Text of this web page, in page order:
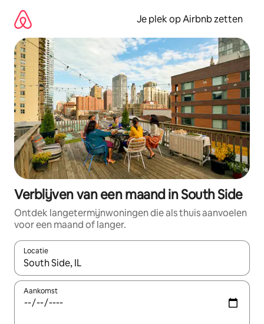
direct
naar
inhoud
Je plek op Airbnb zetten
Verblijven van een maand in South Side
Ontdek langetermijnwoningen die als thuis aanvoelen
voor een maand of langer.
Locatie
Wanneer er resultaten beschikbaar zijn, maak je een keuze
Aankomst